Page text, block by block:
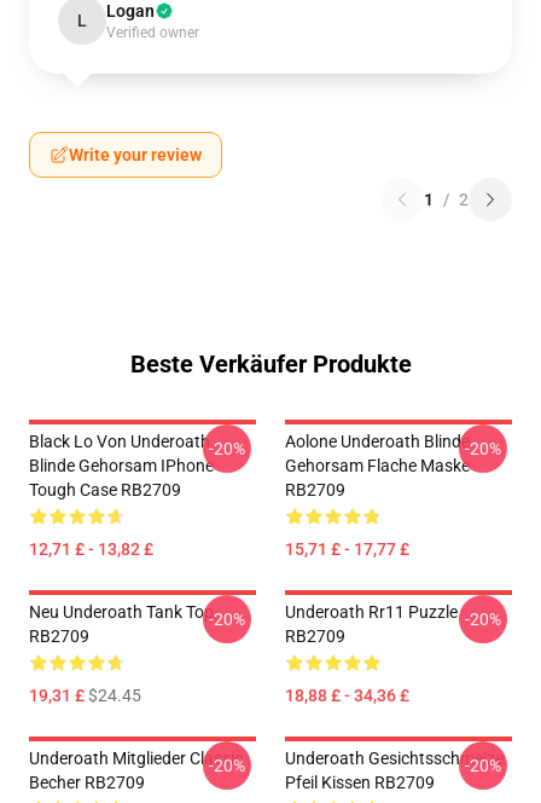
L Logan
Verified owner
Write your review
1 / 2
Beste Verkäufer Produkte
Black Lo Von Underoath
Blinde Gehorsam IPhone
Tough Case RB2709
12,71 £ - 13,82 £
-20%
Aolone Underoath Blinde
Gehorsam Flache Maske
RB2709
15,71 £ - 17,77 £
-20%
Neu Underoath Tank Top
RB2709
19,31 £$24.45
-20%
Underoath Rr11 Puzzle
RB2709
18,88 £ - 34,36 £
-20%
Underoath Mitglieder Classic
Becher RB2709
-20%
Underoath Gesichtsschmelze
Pfeil Kissen RB2709
-20%